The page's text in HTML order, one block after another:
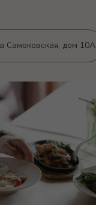
Самоковская, дом 10А